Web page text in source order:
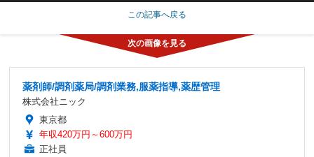
この記事へ戻る
薬剤師/調剤薬局/調剤業務,服薬指導,薬歴管理
株式会社ニック
東京都
年収420万円～600万円
正社員